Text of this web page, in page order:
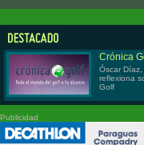
Crónica
Óscar
reflexiona
Golf
Publicidad